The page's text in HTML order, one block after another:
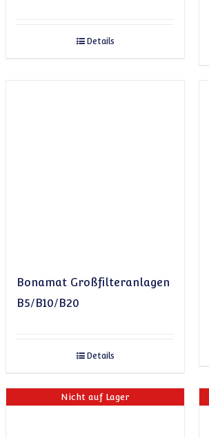
Details
Bonamat Großfilteranlagen
B5/B10/B20
Details
Nicht auf Lager